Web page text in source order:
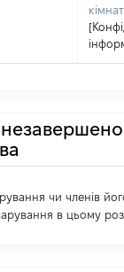
чи членів його
в цьому